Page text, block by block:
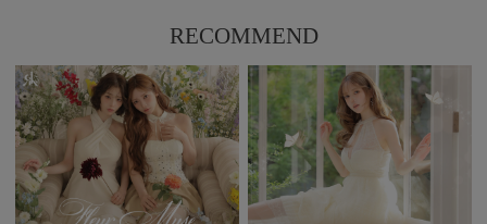
RECOMMEND